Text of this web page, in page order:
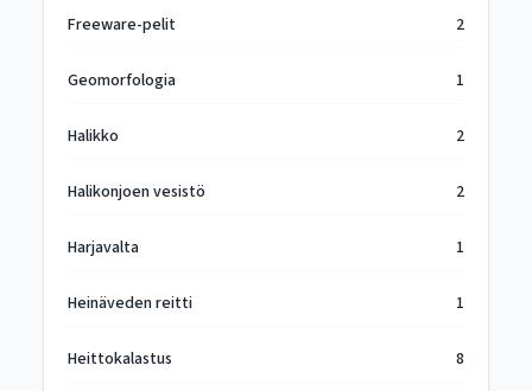
Freeware-pelit 2
Geomorfologia 1
Halikko 2
Halikonjoen vesistö 2
Harjavalta 1
Heinäveden reitti 1
Heittokalastus 8